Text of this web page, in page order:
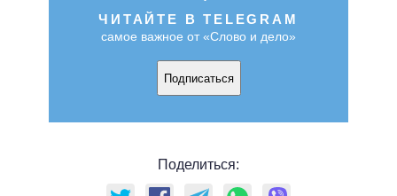
ЧИТАЙТЕ В TELEGRAM
самое важное от «Слово и дело»
Подписаться
Поделиться: